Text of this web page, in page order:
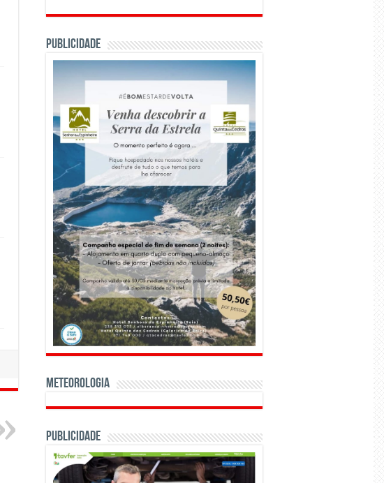
PUBLICIDADE
Meteorologia
Publicidade